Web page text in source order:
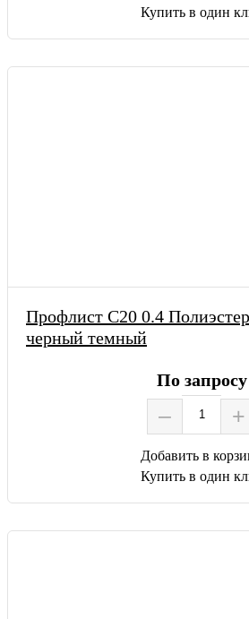
Купить в один
Профлист С20 0.4
черный темный
По запросу
– +
Добавить в
Купить в один